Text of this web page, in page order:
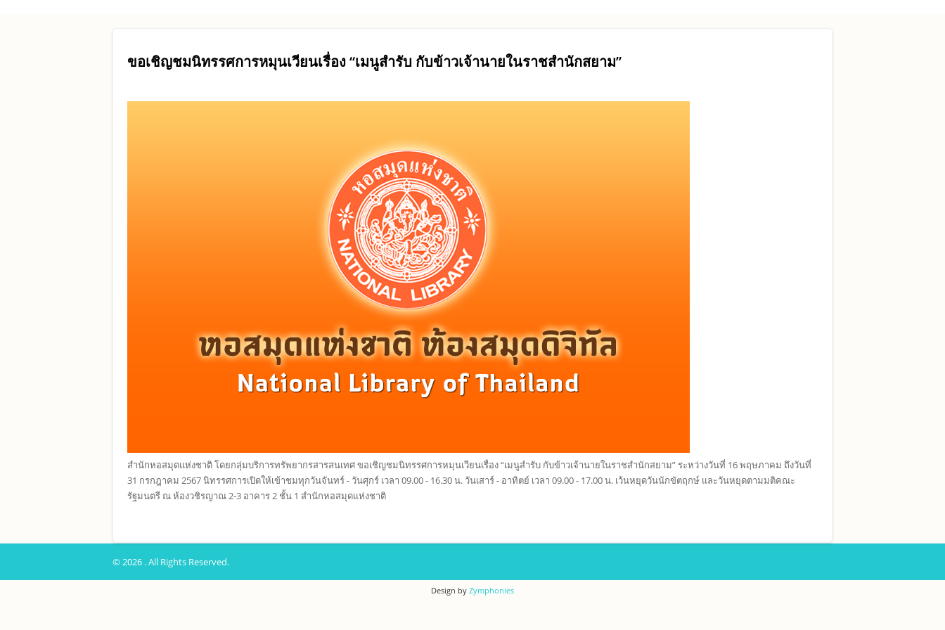
ขอเชิญชมนิทรรศการหมุนเวียนเรื่อง “เมนูสำรับ กับข้าวเจ้านายในราชสำนักสยาม”
สำนักหอสมุดแห่งชาติ โดยกลุ่มบริการทรัพยากรสารสนเทศ ขอเชิญชมนิทรรศการหมุนเวียนเรื่อง “เมนูสำรับ กับข้าวเจ้านายในราชสำนักสยาม” ระหว่างวันที่ 16 พฤษภาคม ถึงวันที่
31 กรกฎาคม 2567 นิทรรศการเปิดให้เข้าชมทุกวันจันทร์ - วันศุกร์ เวลา 09.00 - 16.30 น. วันเสาร์ - อาทิตย์ เวลา 09.00 - 17.00 น. เว้นหยุดวันนักขัตฤกษ์ และวันหยุดตามมติคณะ
รัฐมนตรี ณ ห้องวชิรญาณ 2-3 อาคาร 2 ชั้น 1 สำนักหอสมุดแห่งชาติ
© 2026 . All Rights Reserved.
Design by Zymphonies